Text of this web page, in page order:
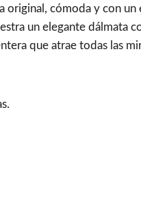
original, cómoda y con un
un elegante dálmata
que atrae todas las